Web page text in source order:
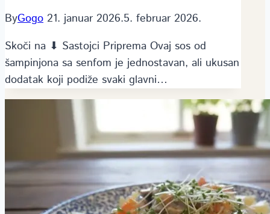
ByGogo 21. januar 2026.5. februar 2026.
Skoči na ⬇ Sastojci Priprema Ovaj sos od
šampinjona sa senfom je jednostavan, ali ukusan
dodatak koji podiže svaki glavni…